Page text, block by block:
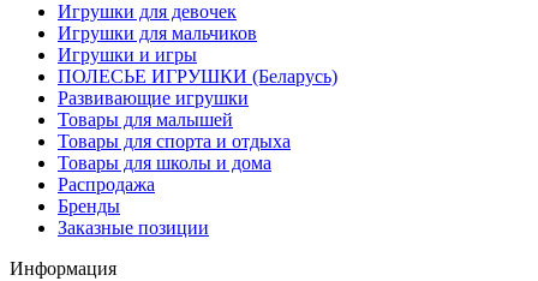
Игрушки для девочек
Игрушки для мальчиков
Игрушки и игры
ПОЛЕСЬЕ ИГРУШКИ (Беларусь)
Развивающие игрушки
Товары для малышей
Товары для спорта и отдыха
Товары для школы и дома
Распродажа
Бренды
Заказные позиции
Информация